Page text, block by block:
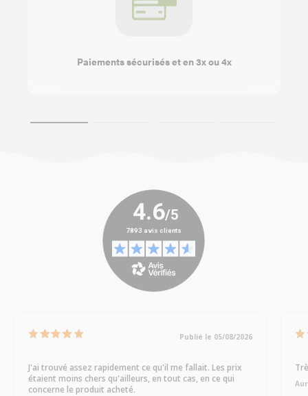
Paiements sécurisés et en 3x ou 4x
Publié le 05/08/2026
J'ai trouvé assez rapidement ce qu'il me fallait. Les prix
étaient moins chers qu'ailleurs, en tout cas, en ce qui
concerne le produit acheté.